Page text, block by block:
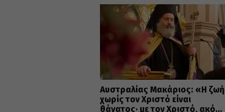
Αυστραλίας Μακάριος: «Η ζωή
χωρίς τον Χριστό είναι
θάνατος· με τον Χριστό, ακόμη